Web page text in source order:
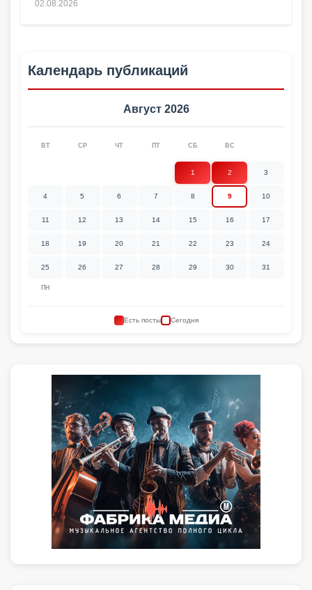
02.08.2026
Календарь публикаций
Август 2026
ПН
ВТ СР ЧТ ПТ СБ ВС
1 2 3
4 5 6 7 8 9 10
11 12 13 14 15 16 17
18 19 20 21 22 23 24
25 26 27 28 29 30 31
Есть посты Сегодня